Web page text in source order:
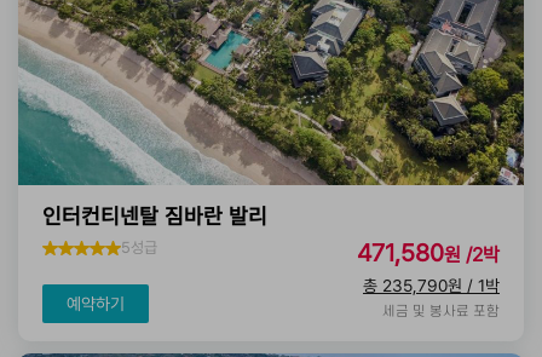
인터컨티넨탈 짐바란 발리
5성급
예약하기
471,580원 /2박
총 235,790원 / 1박
세금 및 봉사료 포함